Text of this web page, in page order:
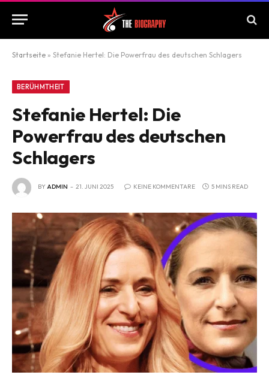
Startseite » Stefanie Hertel: Die Powerfrau des deutschen Schlagers
BERÜHMTHEIT
Stefanie Hertel: Die
Powerfrau des deutschen
Schlagers
BYADMIN 21. JUNI 2025 KEINE KOMMENTARE 5 MINS READ